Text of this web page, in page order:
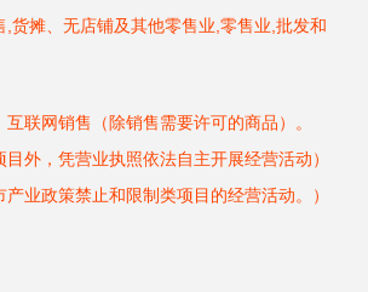
,货摊、无店铺及其他零售业,零售业,批发和
互联网销售（除销售需要许可的商品）。
目外，凭营业执照依法自主开展经营活动）
产业政策禁止和限制类项目的经营活动。）